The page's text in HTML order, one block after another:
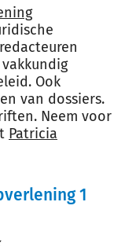
Ook
van dossiers.
Neem voor
Patricia
1